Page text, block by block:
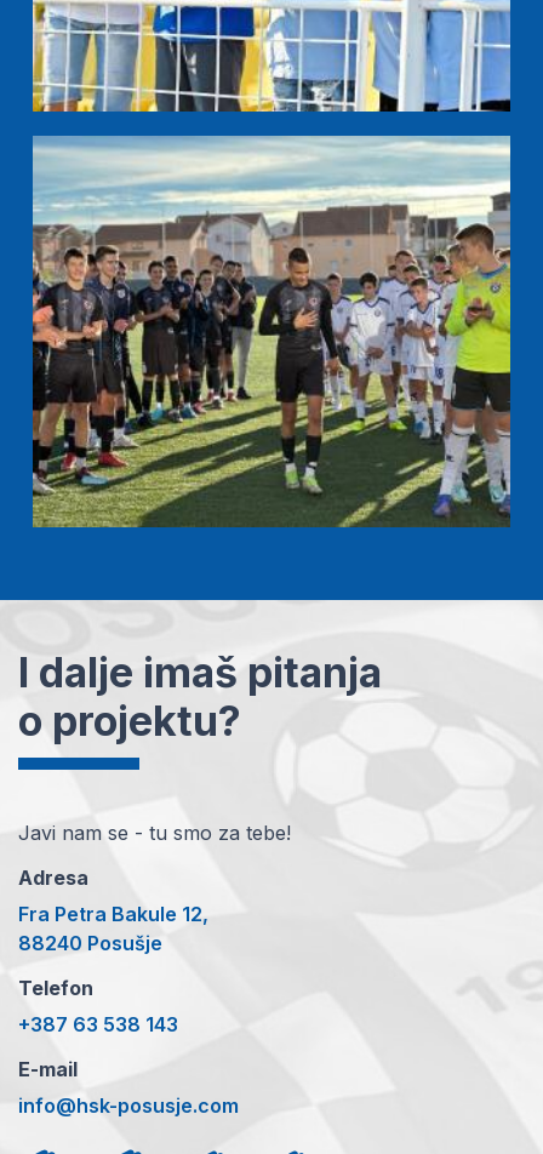
I dalje imaš pitanja
o projektu?
Javi nam se - tu smo za tebe!
Adresa
Fra Petra Bakule 12,
88240 Posušje
Telefon
+387 63 538 143
E-mail
info@hsk-posusje.com